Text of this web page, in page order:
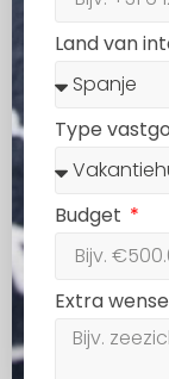
Land van
Type
Budget
Extra